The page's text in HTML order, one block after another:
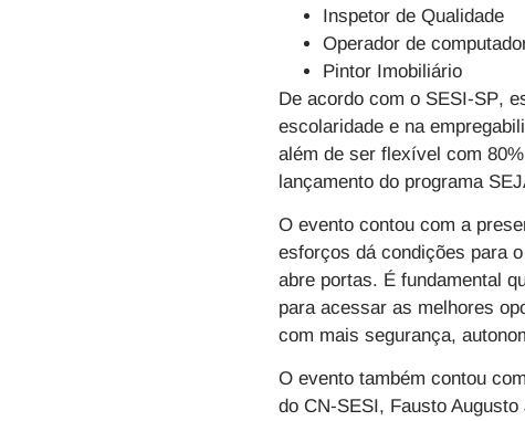
Inspetor de Qualidade
Operador de
Pintor Imobiliário
De acordo com o SESI-SP,
escolaridade e na
além de ser flexível com
lançamento do programa
O evento contou com a
esforços dá condições para
abre portas. É fundamental
para acessar as melhores
com mais segurança,
O evento também contou
do CN-SESI, Fausto